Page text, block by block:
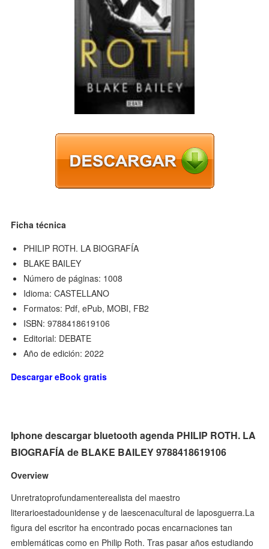
Ficha técnica
PHILIP ROTH. LA BIOGRAFÍA
BLAKE BAILEY
Número de páginas: 1008
Idioma: CASTELLANO
Formatos: Pdf, ePub, MOBI, FB2
ISBN: 9788418619106
Editorial: DEBATE
Año de edición: 2022
Descargar eBook gratis
Iphone descargar bluetooth agenda PHILIP ROTH. LA
BIOGRAFÍA de BLAKE BAILEY 9788418619106
Overview
Unretratoprofundamenterealista del maestro
literarioestadounidense y de laescenacultural de laposguerra.La
figura del escritor ha encontrado pocas encarnaciones tan
emblemáticas como en Philip Roth. Tras pasar años estudiando